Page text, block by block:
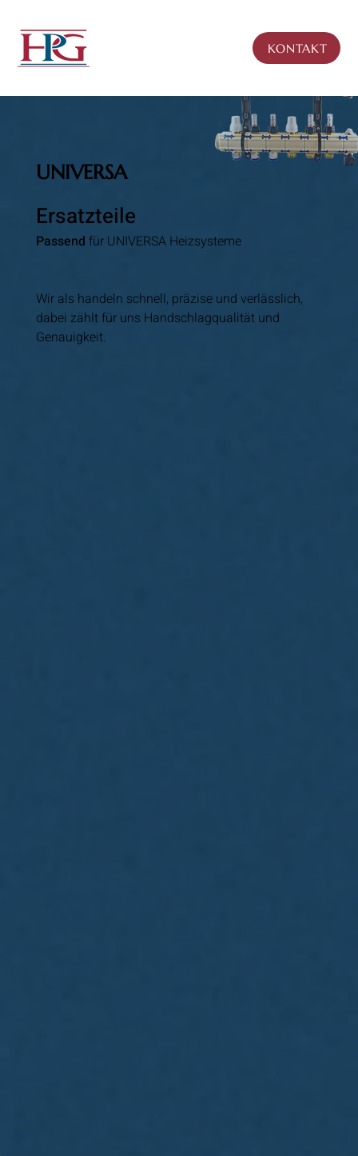
KONTAKT
Ersatzteile
UNIVERSA
Passend für UNIVERSA Heizsysteme
Wir als handeln schnell, präzise und verlässlich,
dabei zählt für uns Handschlagqualität und
Genauigkeit.